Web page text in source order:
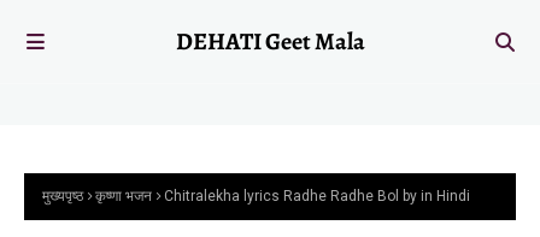
DEHATI Geet Mala
मुख्यपृष्ठ कृष्णा भजन Chitralekha lyrics Radhe Radhe Bol by in Hindi